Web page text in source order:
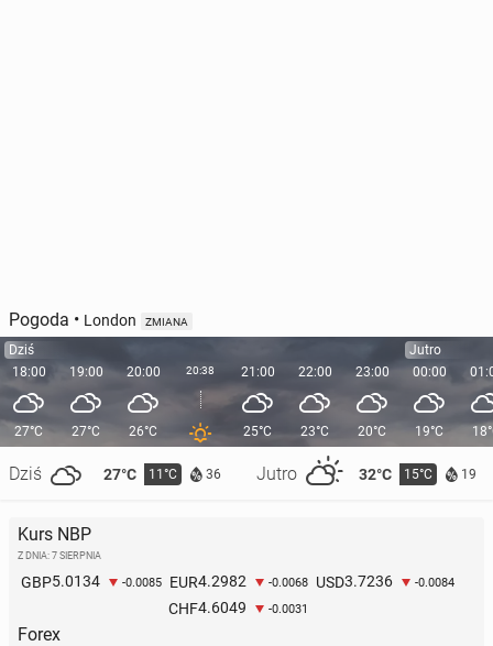
Pogoda • London ZMIANA
Dziś
18:00
27°C
Dziś 27°C 11°C 36 Jutro 32°C 15°C 19
19:00
27°C
20:00
26°C
20:38 21:00
25°C
22:00
23°C
23:00
20°C
Jutro
00:00
19°C
Kurs NBP
Z DNIA: 7 SIERPNIA
GBP5.0134 -0.0085 EUR4.2982 -0.0068 USD3.7236 -0.0084
CHF4.6049 -0.0031
Forex